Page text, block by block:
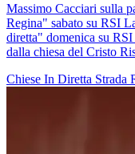
Massimo Cacciari sulla
Regina" sabato su RSI
diretta" domenica su
dalla chiesa del Cristo
Chiese In Diretta Strada